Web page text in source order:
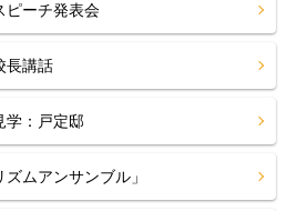
ピーチ発表会
長講話
学：戸定邸
ムアンサンブル」